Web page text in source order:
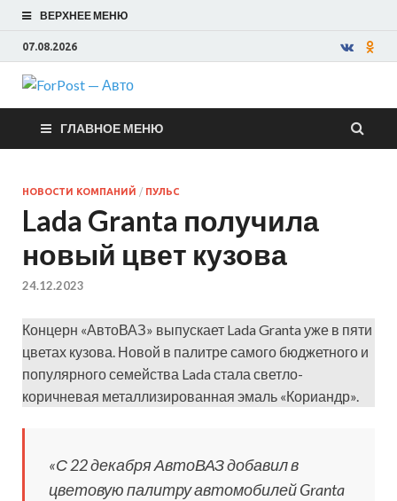
ВЕРХНЕЕ МЕНЮ
07.08.2026
ForPost —
Авто
ГЛАВНОЕ МЕНЮ
НОВОСТИ КОМПАНИЙ / ПУЛЬС
Lada Granta получила
новый цвет кузова
24.12.2023
Концерн «АвтоВАЗ» выпускает Lada Granta уже в пяти
цветах кузова. Новой в палитре самого бюджетного и
популярного семейства Lada стала светло-
коричневая металлизированная эмаль «Кориандр».
«С 22 декабря АвтоВАЗ добавил в
цветовую палитру автомобилей Granta